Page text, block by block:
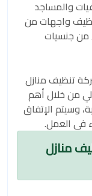
والمساجد
واجهات من
من جنسيات
تنظيف منازل
من خلال أهم
وسيتم الإتفاق
في العمل.
منازل